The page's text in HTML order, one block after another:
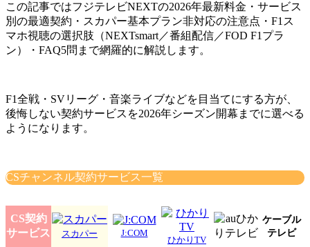
この記事ではフジテレビNEXTの2026年最新料金・サービス
別の最適契約・スカパー基本プラン非対応の注意点・F1ス
マホ視聴の選択肢（NEXTsmart／番組配信／FOD F1プラ
ン）・FAQ5問まで網羅的に解説します。
F1全戦・SVリーグ・音楽ライブなどを目当てにする方が、
後悔しない契約サービスを2026年シーズン開幕までに選べる
ようになります。
CSチャンネル契約サービス一覧
CS契約
サービス
スカパー J:COM
ひかりTV
ケーブル
テレビ